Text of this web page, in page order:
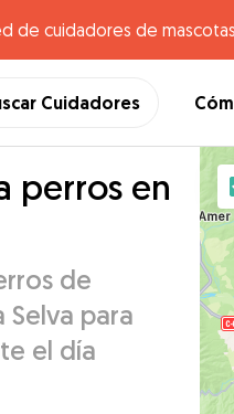
de cuidadores de
Cuidadores
perros en
de
para
el día